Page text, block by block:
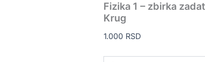
Fizika 1 – zbirka
Krug
1.000 RSD
gimnazije-
Krug
količina